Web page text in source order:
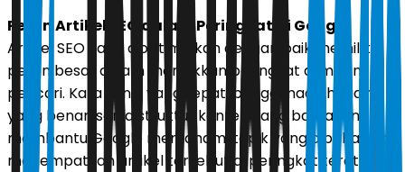
Peran Artikel SEO dalam Peringkat di Google
Artikel SEO yang dioptimalkan dengan baik memiliki
peran besar dalam menaikkan peringkat di mesin
pencari. Kata kunci yang tepat, penggunaan heading
yang benar, serta struktur konten yang baik akan
membantu Google memahami topik yang dibahas dan
menempatkan artikel tersebut di peringkat teratas.